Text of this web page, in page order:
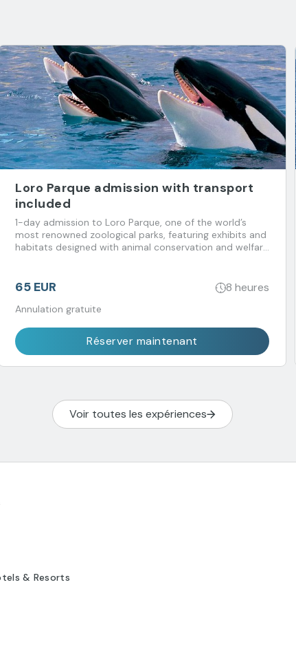
Loro Parque admission with transport
included
1-day admission to Loro Parque, one of the world’s
most renowned zoological parks, featuring exhibits and
habitats designed with animal conservation and welfare
65 EUR 8 heures
Annulation gratuite
Réserver maintenant
Voir toutes les expériences
& Resorts